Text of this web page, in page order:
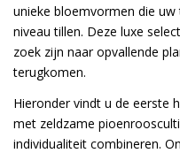
unieke bloemvormen die
niveau tillen. Deze luxe
zoek zijn naar opvallende
terugkomen.
Hieronder vindt u de eerste
met zeldzame
individualiteit combineren.